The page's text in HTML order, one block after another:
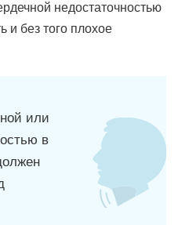
недостаточностью
и без того плохое
или
в